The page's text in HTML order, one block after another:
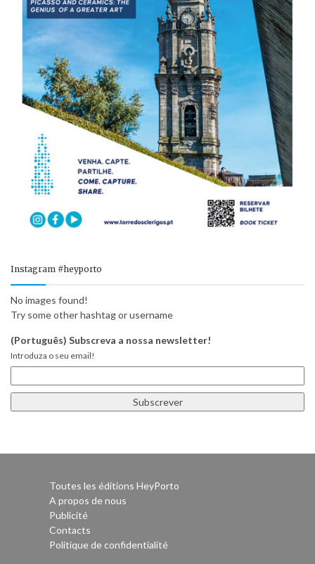
Instagram #heyporto
No images found!
Try some other hashtag or username
(Português) Subscreva a nossa newsletter!
Introduza o seu email!
Toutes les éditions HeyPorto
A propos de nous
Publicité
Contacts
Politique de confidentialité